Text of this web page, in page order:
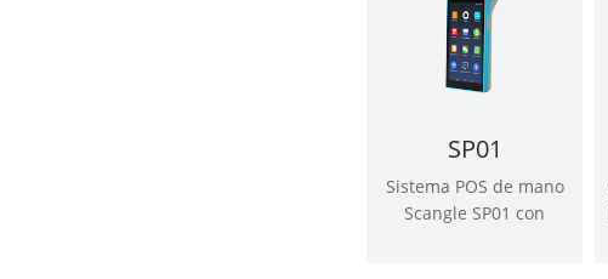
SP01
Sistema POS de mano
Scangle SP01 con